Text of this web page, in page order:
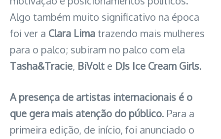
Algo também muito significativo na época
foi ver a Clara Lima trazendo mais mulheres
para o palco; subiram no palco com ela
Tasha&Tracie, BiVolt e DJs Ice Cream Girls.
A presença de artistas internacionais é o
que gera mais atenção do público. Para a
primeira edição, de início, foi anunciado o